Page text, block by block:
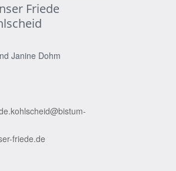
Friede
Janine Dohm
friede.de